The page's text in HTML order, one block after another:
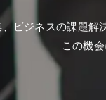
ビジネスの課題解
この機